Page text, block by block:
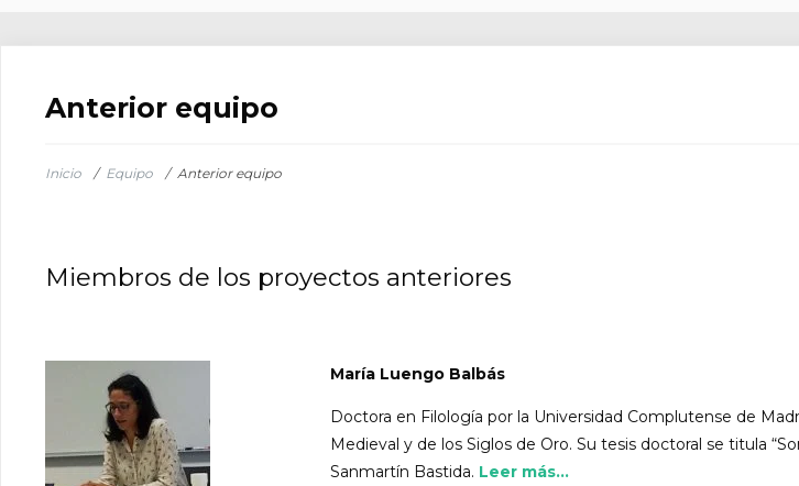
Anterior equipo
Inicio / Equipo / Anterior equipo
Miembros de los proyectos anteriores
María Luengo Balbás
Doctora en Filología por la Universidad Complutense de
Medieval y de los Siglos de Oro. Su tesis doctoral se titula
Sanmartín Bastida. Leer más...